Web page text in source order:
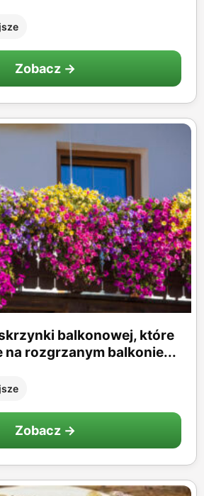
Zobacz →
balkonowej, które
na rozgrzanym balkonie...
Zobacz →